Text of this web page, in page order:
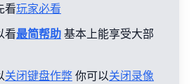
看玩家必看
看最简帮助基本上能享受大部
关闭键盘作弊你可以关闭录像